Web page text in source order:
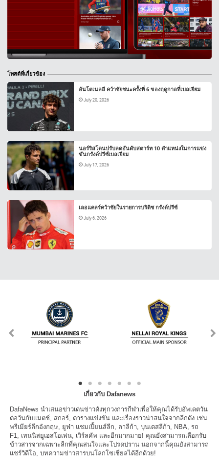
โพสต์ที่เกี่ยวข้อง
อันโตเนลลี คว้าชัยชนะครั้งที่ 6 ของฤดูกาลที่เบลเยียม
July 20, 2026
นอร์ริสโดนปรับลดอันดับสตาร์ท 10 ตำแหน่งในการแข่ง
ขันกรังด์ปรีซ์เบลเยียม
July 17, 2026
เลอแคลร์คว้าชัยในรายการบริติช กรังด์ปรีซ์
July 6, 2026
เกี่ยวกับ Dafanews
DafaNews นำเสนอข่าวเด่นข่าวดังทุกวงการกีฬาเพื่อให้คุณได้รับอัพเดตวัน
ต่อวันกับแมตช์, สกอร์, ตารางแข่งขัน และเรื่องราวน่าสนใจจากลีกดัง เช่น
พรีเมียร์ลีกอังกฤษ, ยูฟ่า แชมเปี้ยนส์ลีก, ลาลีก้า, บุนเดสลีก้า, NBA, รถ
F1, เทนนิสยูเอสโอเพ่น, เวิร์ลคัพ และอีกมากมาย! คุณยังสามารถเลือกรับ
ข้าวสารจากเฉพาะลีกที่คุณสนใจและโปรดปราน นอกจากนี้คุณยังสามารถ
แชร์วิดีโอ, บทความข่าวสารบนโลกโซเชี่ยลได้อีกด้วย!